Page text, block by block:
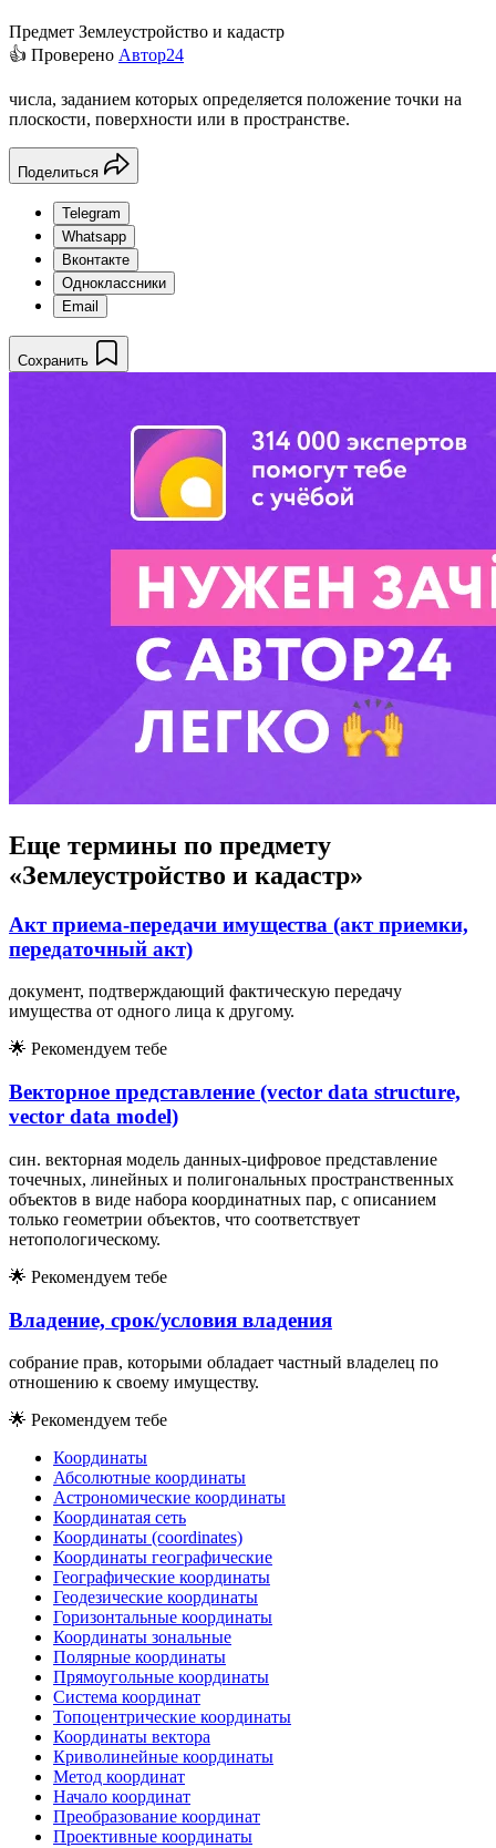
Предмет Землеустройство и кадастр
👍 Проверено Автор24
числа, заданием которых определяется положение точки на
плоскости, поверхности или в пространстве.
Поделиться
Telegram
Whatsapp
Вконтакте
Одноклассники
Email
Сохранить
Еще термины по предмету
«Землеустройство и кадастр»
Акт приема-передачи имущества (акт приемки,
передаточный акт)
документ, подтверждающий фактическую передачу
имущества от одного лица к другому.
🌟 Рекомендуем тебе
Векторное представление (vector data structure,
vector data model)
син. векторная модель данных-цифровое представление
точечных, линейных и полигональных пространственных
объектов в виде набора координатных пар, с описанием
только геометрии объектов, что соответствует
нетопологическому.
🌟 Рекомендуем тебе
Владение, срок/условия владения
собрание прав, которыми обладает частный владелец по
отношению к своему имуществу.
🌟 Рекомендуем тебе
Координаты
Абсолютные координаты
Астрономические координаты
Координатая сеть
Координаты (coordinates)
Координаты географические
Географические координаты
Геодезические координаты
Горизонтальные координаты
Координаты зональные
Полярные координаты
Прямоугольные координаты
Система координат
Топоцентрические координаты
Координаты вектора
Криволинейные координаты
Метод координат
Начало координат
Преобразование координат
Проективные координаты